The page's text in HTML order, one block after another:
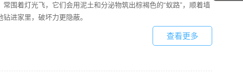
围着灯光飞，它们会用泥土和分泌物筑出棕褐色的“蚁路”，顺着墙
进家里，破坏力更隐蔽。
查看更多